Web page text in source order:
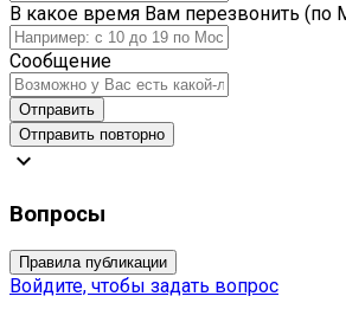
В какое время Вам перезвонить (по
Сообщение
Отправить
Отправить повторно
expand_more
Вопросы
Правила публикации
Войдите, чтобы задать вопрос